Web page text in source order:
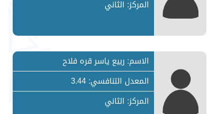
المركز: الثاني
الاسم: ربيع ياسر قره فلاح
المعدل التنافسي: 3.44
المركز: الثاني